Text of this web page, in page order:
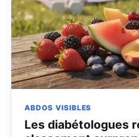
ABDOS VISIBLES
Les diabétologues